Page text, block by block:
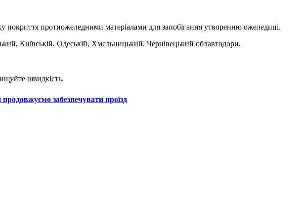
покриття протиожеледними матеріалами для запобігання утворенню ожеледиці.
Київській, Одеській, Хмельницький, Чернівецький облавтодори.
швидкість.
забезпечувати проїзд